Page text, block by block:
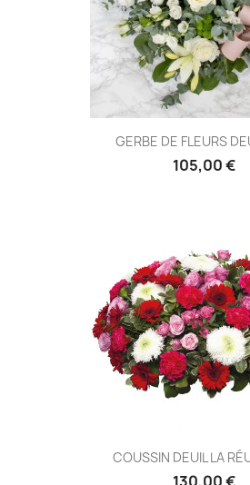
GERBE DE FLEURS
105,00 €
COUSSIN DEUIL LA